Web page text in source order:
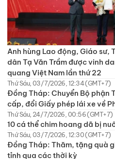
Anh hùng Lao động, Giáo sư,
dân Tạ Văn Trầm được vinh
quang Việt Nam lần thứ 22
Thứ Sáu, 03/7/2026, 12:34 (GMT+7)
Đồng Tháp: Chuyển Bộ phận
cấp, đổi Giấy phép lái xe về
Thứ Sáu, 24/7/2026, 00:56 (GMT+7)
10 cá thể chim hoang dã bị
Thứ Sáu, 03/7/2026, 12:30 (GMT+7)
Đồng Tháp: Thăm, tặng quà
tỉnh qua các thời kỳ